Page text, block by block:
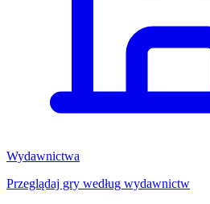
Wydawnictwa
Przeglądaj gry według wydawnictw